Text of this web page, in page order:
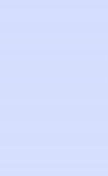
Études à
Modèles
Nos